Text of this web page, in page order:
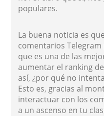
populares.
La buena noticia es
comentarios
que es una de las
aumentar el ranking
así, ¿por qué no
Esto es, gracias al
interactuar con los
a un ascenso en tu